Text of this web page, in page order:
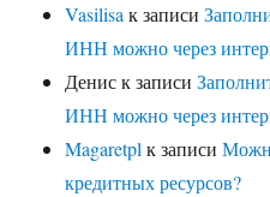
Vasilisa к записи
ИНН можно через
Дениск записи
ИНН можно через
Magaretpl к записи
кредитных ресурсов?